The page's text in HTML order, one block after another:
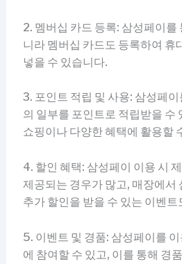
2. 멤버십 카드 등록: 삼성페이를
니라 멤버십 카드도 등록하여 휴
넣을 수 있습니다.
3. 포인트 적립 및 사용: 삼성페
의 일부를 포인트로 적립받을 수
쇼핑이나 다양한 혜택에 활용할
4. 할인 혜택: 삼성페이 이용 시
제공되는 경우가 많고, 매장에서
추가 할인을 받을 수 있는 이벤
5. 이벤트 및 경품: 삼성페이를
에 참여할 수 있고, 이를 통해 경